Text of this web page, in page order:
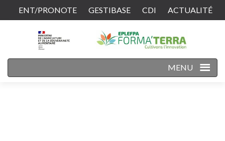
ENT/PRONOTE GESTIBASE CDI ACTUALITÉ
MENU